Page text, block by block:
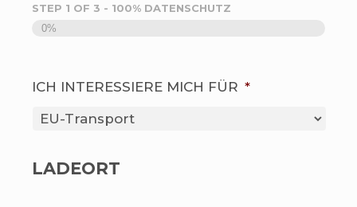
STEP 1 OF 3 - 100% DATENSCHUTZ
0%
ICH INTERESSIERE MICH FÜR *
LADEORT